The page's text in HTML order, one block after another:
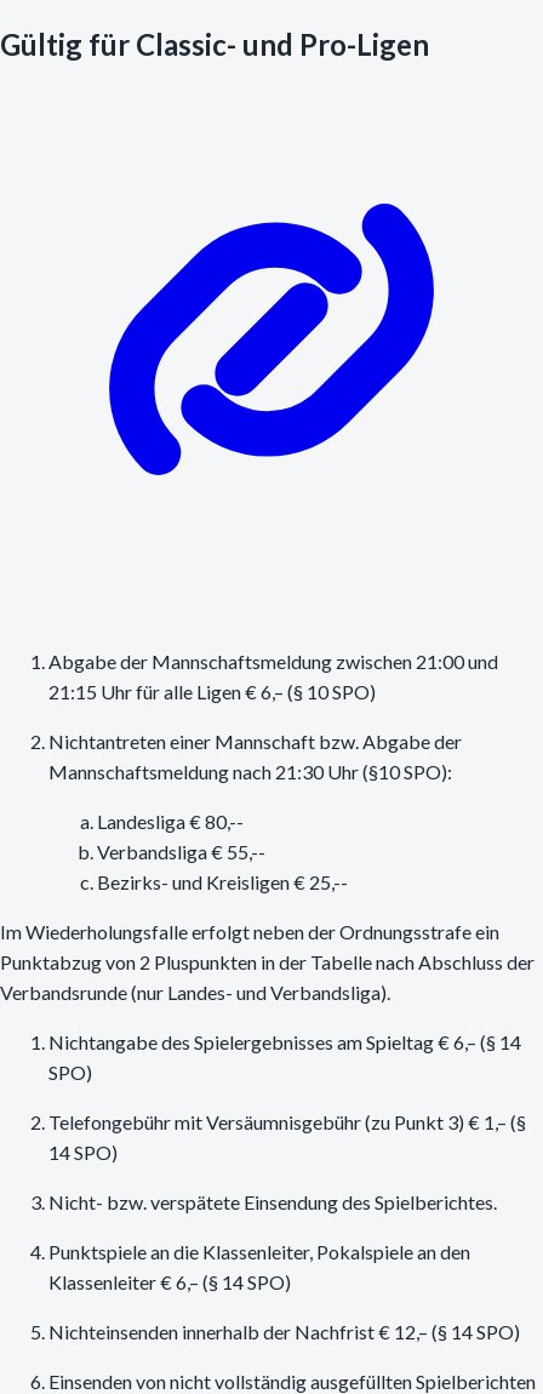
Gültig für Classic- und Pro-Ligen
Abgabe der Mannschaftsmeldung zwischen 21:00 und
21:15 Uhr für alle Ligen € 6,– (§ 10 SPO)
Nichtantreten einer Mannschaft bzw. Abgabe der
Mannschaftsmeldung nach 21:30 Uhr (§10 SPO):
Landesliga € 80,--
Verbandsliga € 55,--
Bezirks- und Kreisligen € 25,--
Im Wiederholungsfalle erfolgt neben der Ordnungsstrafe ein
Punktabzug von 2 Pluspunkten in der Tabelle nach Abschluss der
Verbandsrunde (nur Landes- und Verbandsliga).
Nichtangabe des Spielergebnisses am Spieltag € 6,– (§ 14
SPO)
Telefongebühr mit Versäumnisgebühr (zu Punkt 3) € 1,– (§
14 SPO)
Nicht- bzw. verspätete Einsendung des Spielberichtes.
Punktspiele an die Klassenleiter, Pokalspiele an den
Klassenleiter € 6,– (§ 14 SPO)
Nichteinsenden innerhalb der Nachfrist € 12,– (§ 14 SPO)
Einsenden von nicht vollständig ausgefüllten Spielberichten